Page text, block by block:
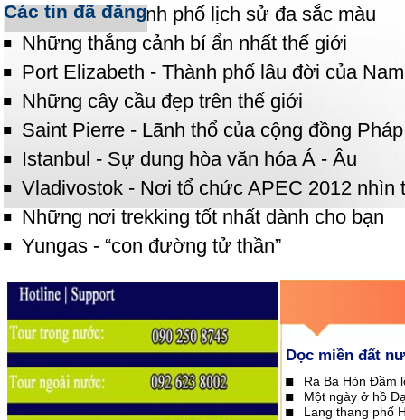
Các tin đã đăng
Malacca - Thành phố lịch sử đa sắc màu
Những thắng cảnh bí ẩn nhất thế giới
Port Elizabeth - Thành phố lâu đời của
Những cây cầu đẹp trên thế giới
Saint Pierre - Lãnh thổ của cộng đồng Pháp
Istanbul - Sự dung hòa văn hóa Á - Âu
Vladivostok - Nơi tổ chức APEC 2012 nhìn
Những nơi trekking tốt nhất dành cho bạn
Yungas - “con đường tử thần”
Dọc miền đất
Ra Ba Hòn Đầm
Một ngày ở hồ
Lang thang phố